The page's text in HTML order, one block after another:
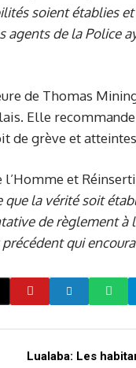
soient établies
agents de la Police
de Thomas
Elle
de grève et
et
que la vérité soit
de règlement à
qui
Lualaba: Les